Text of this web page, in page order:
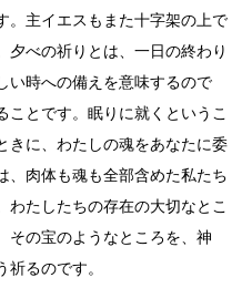
。主イエスもまた十字架の上で
夕べの祈りとは、一日の終わり
い時への備えを意味するので
とです。眠りに就くというこ
きに、わたしの魂をあなたに委
、肉体も魂も全部含めた私たち
たしたちの存在の大切なとこ
その宝のようなところを、神
るのです。